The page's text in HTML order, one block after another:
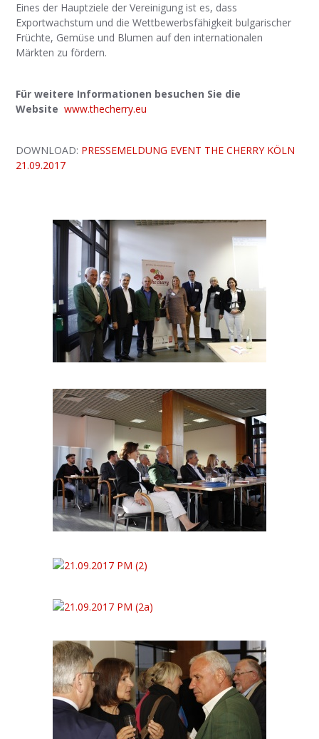
Eines der Hauptziele der Vereinigung ist es, dass
Exportwachstum und die Wettbewerbsfähigkeit bulgarischer
Früchte, Gemüse und Blumen auf den internationalen
Märkten zu fördern.
Für weitere Informationen besuchen Sie die
Websitewww.thecherry.eu
DOWNLOAD: PRESSEMELDUNG EVENT THE CHERRY KÖLN
21.09.2017